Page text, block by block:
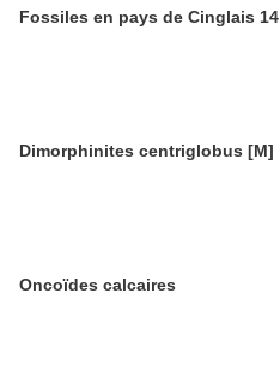
Fossiles en pays de Cinglais 14
Dimorphinites centriglobus [M]
Oncoïdes calcaires